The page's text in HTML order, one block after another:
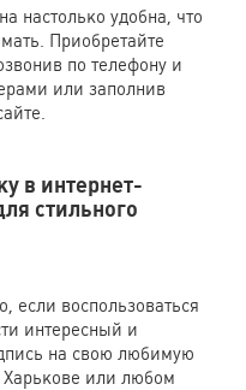
настолько удобна, что
Приобретайте
по телефону и
или заполнив
в интернет-
стильного
если воспользоваться
интересный и
на свою любимую
или любом